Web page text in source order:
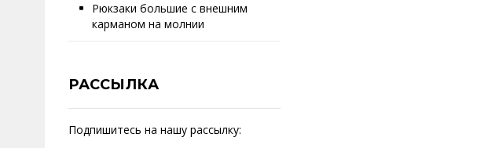
Рюкзаки большие с внешним
карманом на молнии
РАССЫЛКА
Подпишитесь на нашу рассылку: